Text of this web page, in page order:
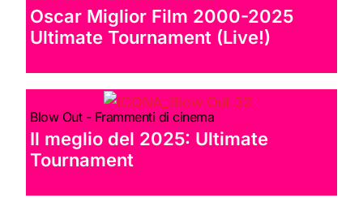
Oscar Miglior Film 2000-2025
Ultimate Tournament (Live!)
Blow Out - Frammenti di cinema
Il meglio del 2025: Ultimate
Tournament